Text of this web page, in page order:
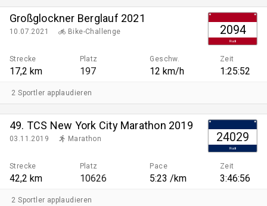
Großglockner Berglauf 2021
10.07.2021 Bike-Challenge
Rudi
2094
Strecke
17,2 km
Platz
197
Geschw.
12 km/h
Zeit
1:25:52
2 Sportler applaudieren
49. TCS New York City Marathon 2019
03.11.2019 Marathon
Rudi
24029
Strecke
42,2 km
Platz
10626
Pace
5:23 /km
Zeit
3:46:56
2 Sportler applaudieren